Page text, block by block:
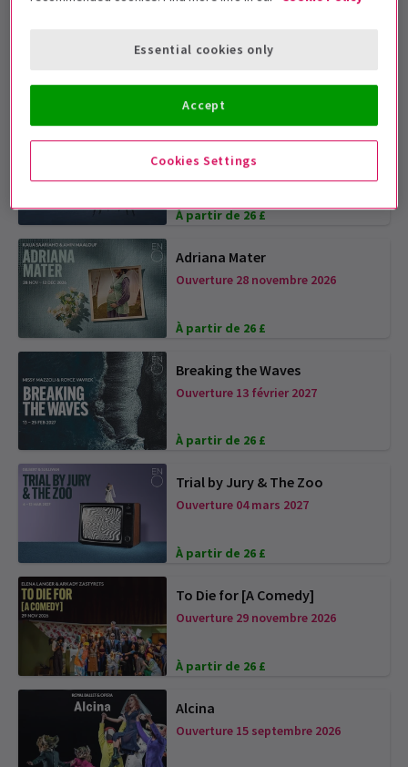
Ouverture 16 octobre 2026
À partir de 26 £
Iphigenie en Tauride
Ouverture 06 novembre 2026
À partir de 26 £
Adriana Mater
Ouverture 28 novembre 2026
À partir de 26 £
Breaking the Waves
Ouverture 13 février 2027
À partir de 26 £
Trial by Jury & The Zoo
Ouverture 04 mars 2027
À partir de 26 £
To Die for [A Comedy]
Ouverture 29 novembre 2026
À partir de 26 £
Alcina
Ouverture 15 septembre 2026
Cookies Settings
Essential cookies only
Accept